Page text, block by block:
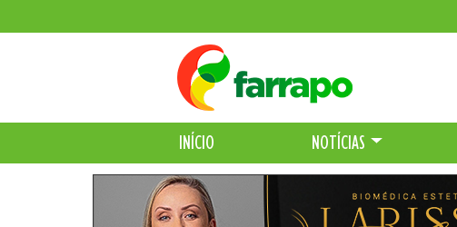
INÍCIO NOTÍCIAS